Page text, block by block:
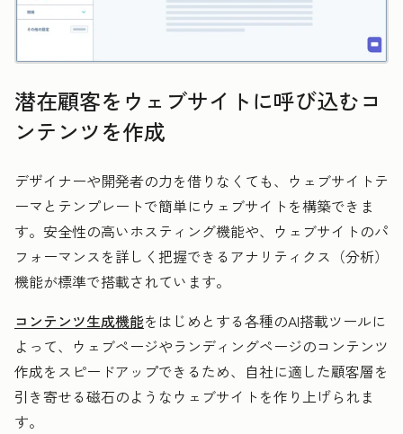
潜在顧客をウェブサイトに呼び込むコ
ンテンツを作成
デザイナーや開発者の力を借りなくても、ウェブサイトテ
ーマとテンプレートで簡単にウェブサイトを構築できま
す。安全性の高いホスティング機能や、ウェブサイトのパ
フォーマンスを詳しく把握できるアナリティクス（分析）
機能が標準で搭載されています。
コンテンツ生成機能をはじめとする各種のAI搭載ツールに
よって、ウェブページやランディングページのコンテンツ
作成をスピードアップできるため、自社に適した顧客層を
引き寄せる磁石のようなウェブサイトを作り上げられま
す。